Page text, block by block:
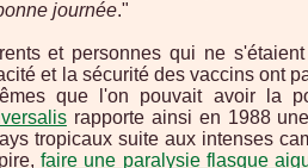
journée."
et personnes qui ne
et la sécurité des vaccins ont
que l'on pouvait avoir la
rapporte ainsi en 1988
tropicaux suite aux intenses
faire une paralysie flasque